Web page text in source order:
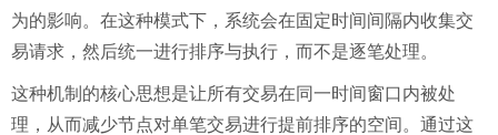
为的影响。在这种模式下，系统会在固定时间间隔内收集交
易请求，然后统一进行排序与执行，而不是逐笔处理。
这种机制的核心思想是让所有交易在同一时间窗口内被处
理，从而减少节点对单笔交易进行提前排序的空间。通过这